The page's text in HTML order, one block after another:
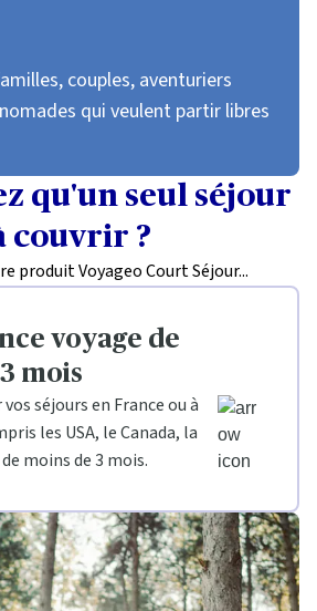
couples, aventuriers
qui veulent partir libres
qu'un seul séjour
couvrir ?
produit Voyageo Court Séjour...
voyage de
mois
vos séjours en France ou à
les USA, le Canada, la
moins de 3 mois.